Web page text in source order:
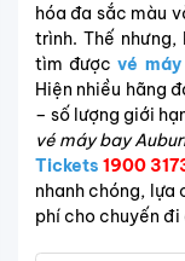
hóa đa sắc màu
trình. Thế
tìm đượcvé
Hiện nhiều hãng
– số lượng giới
vé máy bay
Tickets 1900
nhanh chóng, lựa
phí cho chuyến đi